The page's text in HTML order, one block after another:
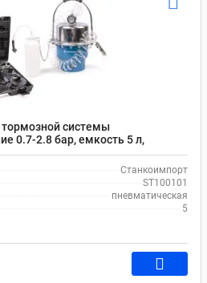
системы
0.7-2.8 бар, емкость 5 л,
Станкоимпорт
ST100101
пневматическая
5